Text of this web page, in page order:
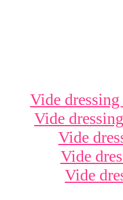
Vide
Vide
Vide
Vide
Vide